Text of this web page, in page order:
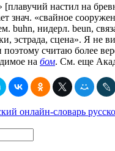
[плавучий настил на
знач. «свайное
buhn, нидерл. beun,
эстрада, сцена». Я не
поэтому считаю более
на бом. См. еще
онлайн-словарь